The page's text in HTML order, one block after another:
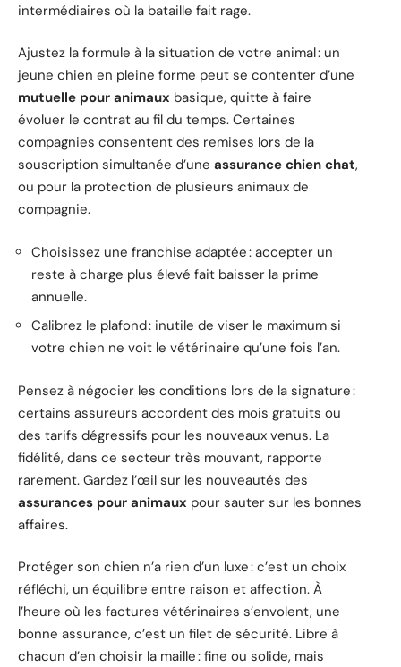
intermédiaires où la bataille fait rage.
Ajustez la formule à la situation de votre animal : un
jeune chien en pleine forme peut se contenter d’une
mutuelle pour animaux basique, quitte à faire
évoluer le contrat au fil du temps. Certaines
compagnies consentent des remises lors de la
souscription simultanée d’une assurance chien chat,
ou pour la protection de plusieurs animaux de
compagnie.
Choisissez une franchise adaptée : accepter un
reste à charge plus élevé fait baisser la prime
annuelle.
Calibrez le plafond : inutile de viser le maximum si
votre chien ne voit le vétérinaire qu’une fois l’an.
Pensez à négocier les conditions lors de la signature :
certains assureurs accordent des mois gratuits ou
des tarifs dégressifs pour les nouveaux venus. La
fidélité, dans ce secteur très mouvant, rapporte
rarement. Gardez l’œil sur les nouveautés des
assurances pour animaux pour sauter sur les bonnes
affaires.
Protéger son chien n’a rien d’un luxe : c’est un choix
réfléchi, un équilibre entre raison et affection. À
l’heure où les factures vétérinaires s’envolent, une
bonne assurance, c’est un filet de sécurité. Libre à
chacun d’en choisir la maille : fine ou solide, mais